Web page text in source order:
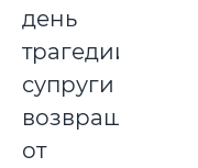
день
трагедии
супруги
возвращались
от